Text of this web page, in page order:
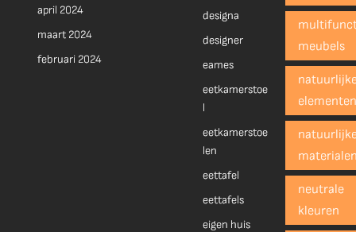
april 2024
maart 2024
februari 2024
designa
designer
eames
eetkamerstoe
l
eetkamerstoe
len
eettafel
eettafels
eigen huis
meubels
neutrale
kleuren